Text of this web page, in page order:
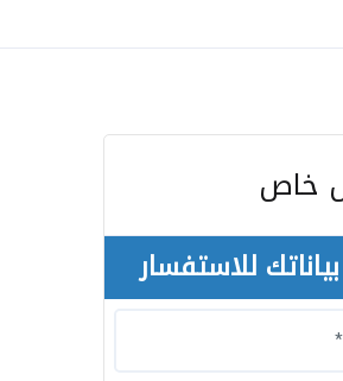
خاص
للاستفسار